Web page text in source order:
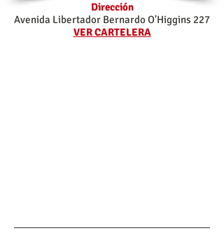
Dirección
Avenida Libertador Bernardo O'Higgins 227
VER CARTELERA